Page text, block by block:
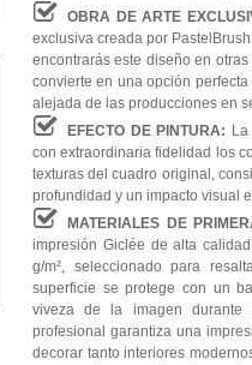
OBRA DE ARTE
exclusiva creada por
encontrarás este diseño en
convierte en una opción
alejada de las producciones en
EFECTO DE PINTURA:
con extraordinaria fidelidad los
texturas del cuadro original,
profundidad y un impacto visual
MATERIALES DE
impresión Giclée de alta
g/m², seleccionado para
superficie se protege con un
viveza de la imagen durante
profesional garantiza una
decorar tanto interiores